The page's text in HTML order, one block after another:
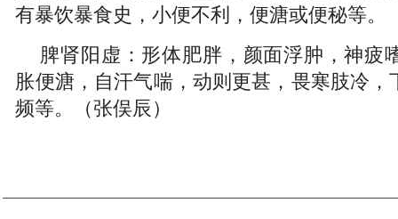
有暴饮暴食史，小便不利，便溏或便秘等。
脾肾阳虚：形体肥胖，颜面浮肿，神疲
胀便溏，自汗气喘，动则更甚，畏寒肢冷，
频等。（张俣辰）